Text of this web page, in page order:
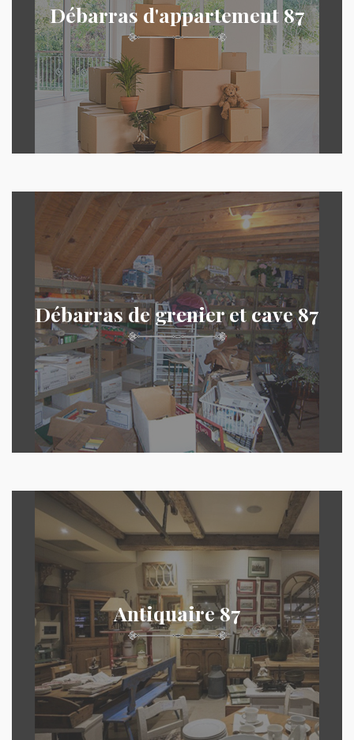
Débarras d'appartement 87
Débarras de grenier et cave 87
Antiquaire 87